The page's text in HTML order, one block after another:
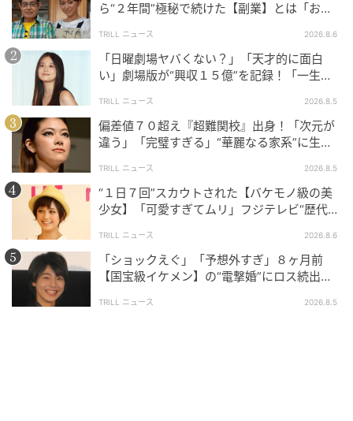
葛西は手塚治虫先生と仲良しな関係ではありませんで
した。でも心のどこかでつながりを感じて、寄り添い
つつも一歩引いた、「微妙」な関係性を保っていたの
だと思います。僕にとっての手塚治虫さんは特別な存
在で、国民的な作品をたくさん描いている巨匠です。
高良さんとは昔から共演しており再会を楽しみにして
いました。撮影初日にベレー帽とメガネをつけた姿を
みたとき、思わず「手塚治虫だ！」と。一気にドラマ
の世界に入り込めました。
■岡崎体育
こんにちは、岡崎体育です！ このたび手塚治虫先生の
担当編集をされていた黒川さんを演じさせていただき
ら“２年間”極秘で続けた【副業】とは「お金
TRILL ニュース 2026.8.6
「日曜劇場ヤバくない？」「天才的に面白
い」劇場版が“興収１５億”を記録！「一生言
TRILL ニュース 2026.8.5
偏差値７０超え『超難関校』出身！「次元が
違う」「完璧すぎる」“華麗なる家系”に生ま
TRILL ニュース 2026.8.5
“１日７回”スカウトされた【バケモノ級の美
少女】「可愛すぎてムリ」フジテレビ“歴代N
TRILL ニュース 2026.8.6
「ショックえぐ」「予想外すぎ」８ヶ月前
【国宝級イケメン】の“電撃婚”にロス続出！
TRILL ニュース 2026.8.5